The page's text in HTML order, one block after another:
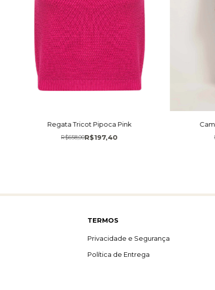
Regata Tricot Pipoca Pink
R$197,40
R$658,00
TERMOS
Privacidade e Segurança
Política de Entrega